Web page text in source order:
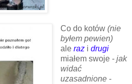
Co do kotów (nie
byłem pewien)
ale raz i drugi
miałem swoje- jak
widać
uzasadnione -